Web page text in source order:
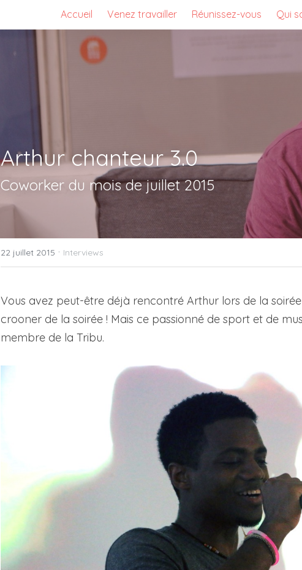
Accueil Venez travailler Réunissez-vous Qui
Arthur chanteur 3.0
Coworker du mois de juillet 2015
22 juillet 2015 · Interviews
Vous avez peut-être déjà rencontré Arthur lors de la
crooner de la soirée ! Mais ce passionné de sport et de
membre de la Tribu.